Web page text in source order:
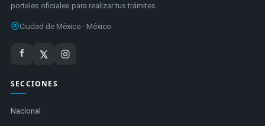
portales oficiales para realizar tus trámites.
Ciudad de México · México
SECCIONES
Nacional